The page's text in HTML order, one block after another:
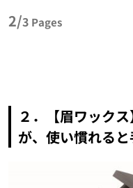
2/3 Pages
２．【眉ワック
が、使い慣れる